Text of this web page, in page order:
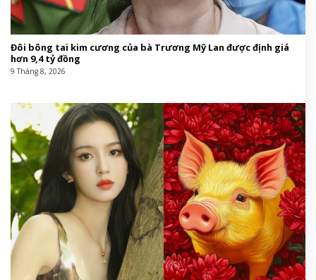
Đôi bông tai kim cương của bà Trương Mỹ Lan được định giá
hơn 9,4 tỷ đồng
9 Tháng 8, 2026